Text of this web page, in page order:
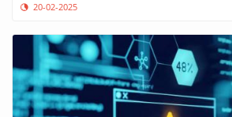
20-02-2025